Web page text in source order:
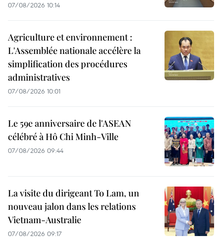
07/08/2026 10:14
Agriculture et environnement :
L'Assemblée nationale accélère la
simplification des procédures
administratives
07/08/2026 10:01
Le 59e anniversaire de l'ASEAN
célébré à Hô Chi Minh-Ville
07/08/2026 09:44
La visite du dirigeant To Lam, un
nouveau jalon dans les relations
Vietnam-Australie
07/08/2026 09:17